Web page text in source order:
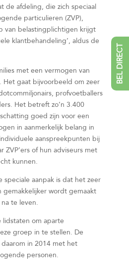
de afdeling, die zich speciaal
particulieren (ZVP),
van belastingplichtigen krijgt
klantbehandeling’, aldus de
met een vermogen van
Het gaat bijvoorbeeld om zeer
profvoetballers
Het betreft zo’n 3.400
goed zijn voor een
in aanmerkelijk belang in
aanspreekpunten bij
ZVP’ers of hun adviseurs met
kunnen.
speciale aanpak is dat het zeer
wordt gemaakt
te leven.
lidstaten om aparte
groep in te stellen. De
in 2014 met het
personen.
BEL DIRECT